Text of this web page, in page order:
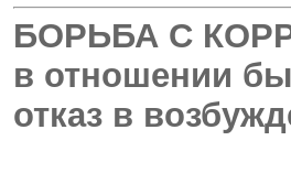
БОРЬБА С
в отношении
отказ в